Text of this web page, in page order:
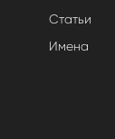
Статьи
Имена